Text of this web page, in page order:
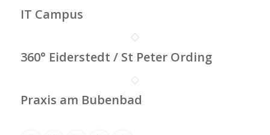
IT Campus
360° Eiderstedt / St Peter Ording
Praxis am Bubenbad